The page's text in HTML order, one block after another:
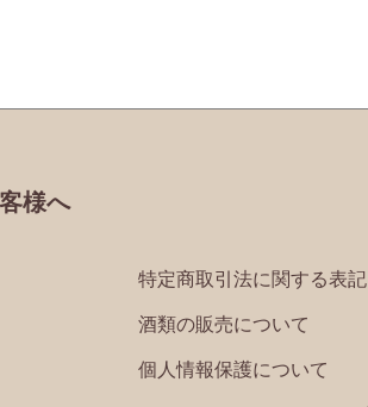
様へ
特定商取引法に関する表記
酒類の販売について
個人情報保護について